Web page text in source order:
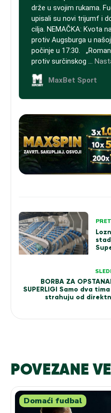
Kretanje
članka
BORBA ZA
SUPERLIGI Samo dva
strahuju od
POVEZANE
Domaći fudbal